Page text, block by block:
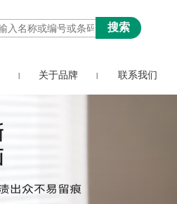
关于品牌 联系我们